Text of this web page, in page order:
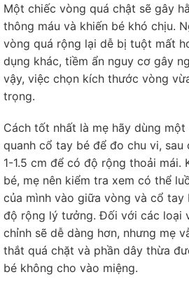
Một chiếc vòng quá chật sẽ gây
thông máu và khiến bé khó chịu.
vòng quá rộng lại dễ bị tuột mất
dụng khác, tiềm ẩn nguy cơ gây
vậy, việc chọn kích thước vòng
trọng.
Cách tốt nhất là mẹ hãy dùng
quanh cổ tay bé để đo chu vi, sau
1-1.5 cm để có độ rộng thoải mái.
bé, mẹ nên kiểm tra xem có thể
của mình vào giữa vòng và cổ tay
độ rộng lý tưởng. Đối với các loại
chỉnh sẽ dễ dàng hơn, nhưng mẹ
thắt quá chặt và phần dây thừa
bé không cho vào miệng.